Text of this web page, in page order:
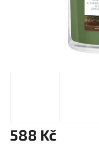
588 Kč